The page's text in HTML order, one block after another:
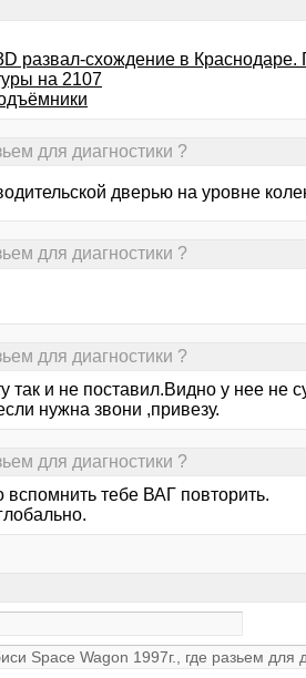
развал-схождение в Краснодаре.
на 2107
для диагностики ?
дверью на уровне
для диагностики ?
для диагностики ?
так и не поставил.Видно у нее не
нужна звони ,привезу.
для диагностики ?
вспомнить тебе ВАГ повторить.